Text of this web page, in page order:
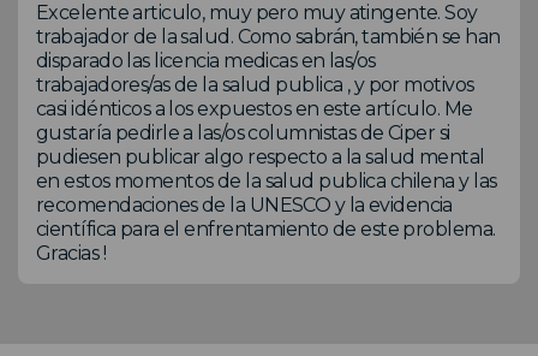
Excelente articulo, muy pero muy atingente. Soy
trabajador de la salud. Como sabrán, también se han
disparado las licencia medicas en las/os
trabajadores/as de la salud publica , y por motivos
casi idénticos a los expuestos en este artículo. Me
gustaría pedirle a las/os columnistas de Ciper si
pudiesen publicar algo respecto a la salud mental
en estos momentos de la salud publica chilena y las
recomendaciones de la UNESCO y la evidencia
científica para el enfrentamiento de este problema.
Gracias !